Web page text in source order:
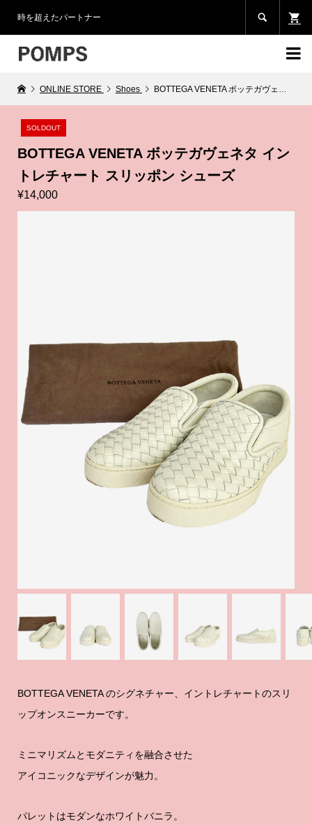
時を超えたパートナー 

ONLINE STORE Shoes BOTTEGA VENETA ボッテガヴェネタ イントレチャート スリッポン シューズ
SOLDOUT
BOTTEGA VENETA ボッテガヴェネタ イン
トレチャート スリッポン シューズ
¥14,000
BOTTEGA VENETA のシグネチャー、イントレチャートのスリ
ップオンスニーカーです。
ミニマリズムとモダニティを融合させた
アイコニックなデザインが魅力。
パレットはモダンなホワイトバニラ。